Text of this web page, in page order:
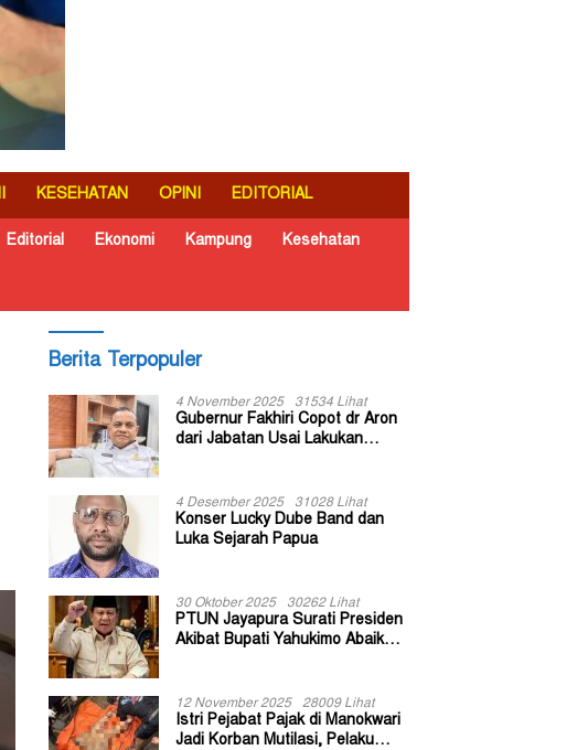
KESEHATAN OPINI EDITORIAL
Editorial Ekonomi Kampung Kesehatan
Berita Terpopuler
4 November 2025 31534 Lihat
Gubernur Fakhiri Copot dr Aron
dari Jabatan Usai Lakukan
4 Desember 2025 31028 Lihat
Konser Lucky Dube Band dan
Luka Sejarah Papua
30 Oktober 2025 30262 Lihat
PTUN Jayapura Surati Presiden
Akibat Bupati Yahukimo Abaikan
12 November 2025 28009 Lihat
Istri Pejabat Pajak di Manokwari
Jadi Korban Mutilasi, Pelaku